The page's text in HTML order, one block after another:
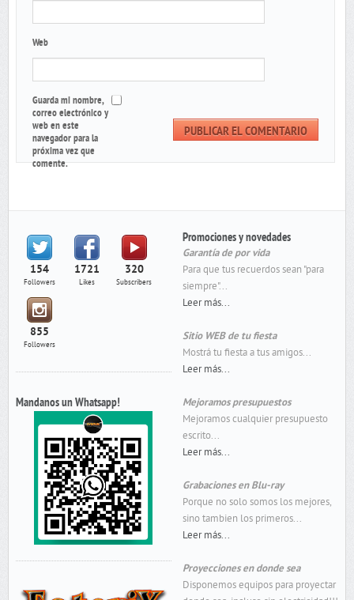
Web
Guarda mi nombre,
correo electrónico y
web en este
navegador para la
próxima vez que
comente.
154
Followers
1721
Likes
320
Subscribers
855
Followers
Mandanos un Whatsapp!
Promociones y novedades
Garantía de por vida
Para que tus recuerdos sean "para
siempre"...
Leer más...
Sitio WEB de tu fiesta
Mostrá tu fiesta a tus amigos...
Leer más...
Mejoramos presupuestos
Mejoramos cualquier presupuesto
escrito...
Leer más...
Grabaciones en Blu-ray
Porque no solo somos los mejores,
sino tambien los primeros...
Leer más...
Proyecciones en donde sea
Disponemos equipos para proyectar